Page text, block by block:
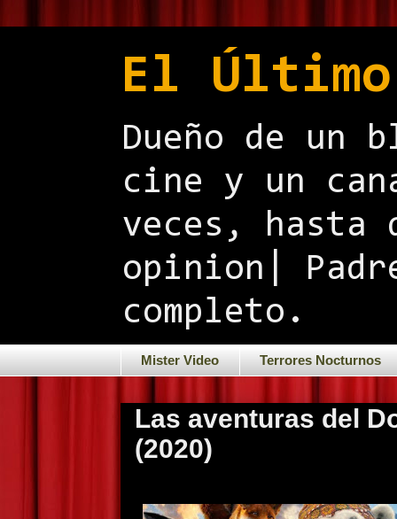
El
Dueño de un
cine y un
veces, hasta
opinion|
completo.
Mister Video Terrores Nocturnos
Las aventuras del
(2020)